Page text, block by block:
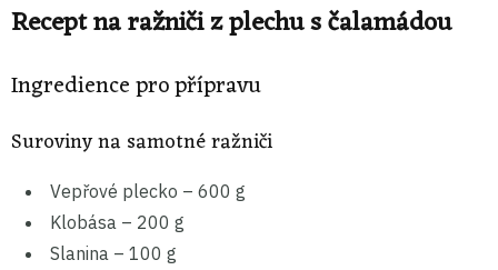
Recept na ražniči z plechu s čalamádou
Ingredience pro přípravu
Suroviny na samotné ražniči
Vepřové plecko – 600 g
Klobása – 200 g
Slanina – 100 g